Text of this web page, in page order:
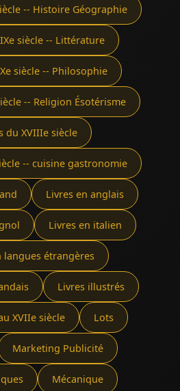
-- Histoire Géographie
siècle -- Littérature
siècle -- Philosophie
-- Religion Ésotérisme
du XVIIIe siècle
-- cuisine gastronomie
Livres en anglais
Livres en italien
langues étrangères
Livres illustrés
XVIIe siècle Lots
Marketing Publicité
Mécanique